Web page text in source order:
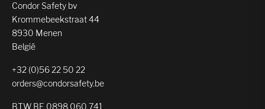
Condor Safety bv
Krommebeekstraat 44
8930 Menen
België
+32 (0)56 22 50 22
orders@condorsafety.be
BTW BE 0898.060.741